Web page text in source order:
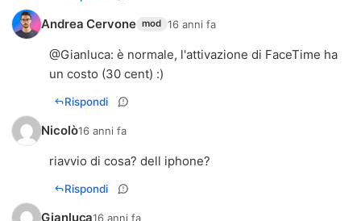
Andrea Cervone mod 16 anni fa
@Gianluca: è normale, l'attivazione di FaceTime ha
un costo (30 cent) :)
Rispondi
Nicolò16 anni fa
riavvio di cosa? dell iphone?
Rispondi
Gianluca16 anni fa